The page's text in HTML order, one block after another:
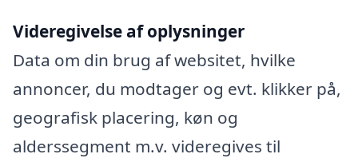
Videregivelse af oplysninger
Data om din brug af websitet, hvilke
annoncer, du modtager og evt. klikker på,
geografisk placering, køn og
alderssegment m.v. videregives til